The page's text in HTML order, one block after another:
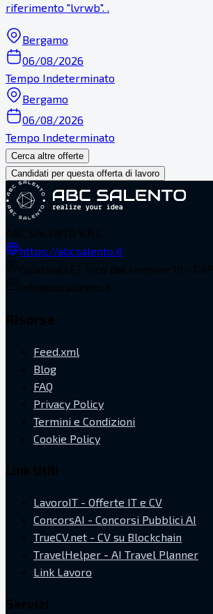
riferimento "lvrwb". .
Bergamo
06/08/2026
Tempo Indeterminato
Bergamo
06/08/2026
Tempo Indeterminato
Cerca altre offerte
Candidati per questa offerta di lavoro
https://abcsalento.it
Feed.xml
Blog
FAQ
Privacy Policy
Termini e Condizioni
Cookie Policy
LavoroIT - Offerte IT e CV
ConcorsAI - Concorsi Pubblici AI
TrueCV.net - CV su Blockchain
TravelHelper - AI Travel Planner
Link Lavoro